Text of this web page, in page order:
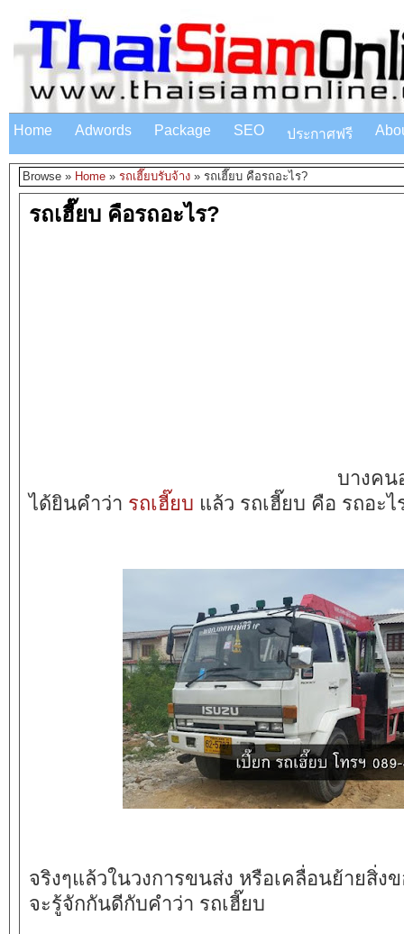
Home Adwords Package SEO ประกาศฟรี
Browse » Home » รถเฮี๊ยบรับจ้าง » รถเฮี๊ยบ คือรถอะไร?
รถเฮี๊ยบ คือรถอะไร?
บางคน
ได้ยินคำว่า รถเฮี๊ยบ แล้ว รถเฮี๊ยบ คือ รถอะ
จริงๆแล้วในวงการขนส่ง หรือเคลื่อนย้ายสิ่ง
จะรู้จักกันดีกับคำว่า รถเฮี๊ยบ